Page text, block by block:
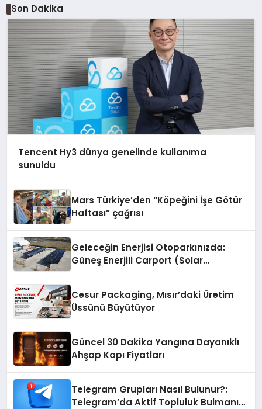
Son Dakika
Tencent Hy3 dünya genelinde kullanıma
sunuldu
Mars Türkiye’den “Köpeğini İşe Götür
Haftası” çağrısı
Geleceğin Enerjisi Otoparkınızda:
Güneş Enerjili Carport (Solar
Cesur Packaging, Mısır’daki Üretim
Üssünü Büyütüyor
Güncel 30 Dakika Yangına Dayanıklı
Ahşap Kapı Fiyatları
Telegram Grupları Nasıl Bulunur?:
Telegram’da Aktif Topluluk Bulmanın